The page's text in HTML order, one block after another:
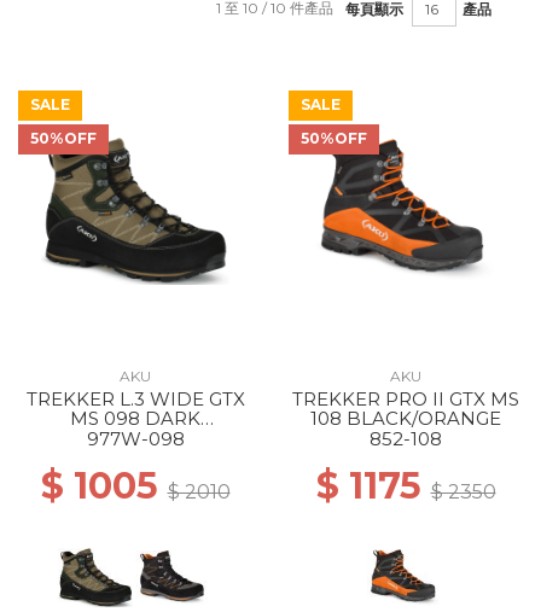
每頁顯示 產品
1 至 10 / 10 件產品
SALE
50%OFF
AKU
TREKKER L.3 WIDE GTX
MS 098 DARK
BROWN/ANTHRACITE
977W-098
$ 1005$ 2010
SALE
50%OFF
AKU
TREKKER PRO II GTX MS
108 BLACK/ORANGE
852-108
$ 1175$ 2350